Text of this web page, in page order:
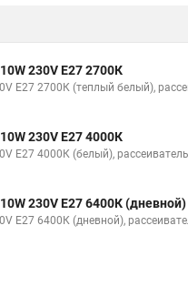
230V E27 2700К
E27 2700К (теплый белый),
230V E27 4000К
E27 4000К (белый),
230V E27 6400К (дневной)
E27 6400К (дневной),